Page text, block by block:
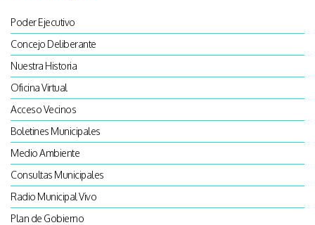
Poder Ejecutivo
Concejo Deliberante
Nuestra Historia
Oficina Virtual
Acceso Vecinos
Boletines Municipales
Medio Ambiente
Consultas Municipales
Radio Municipal Vivo
Plan de Gobierno